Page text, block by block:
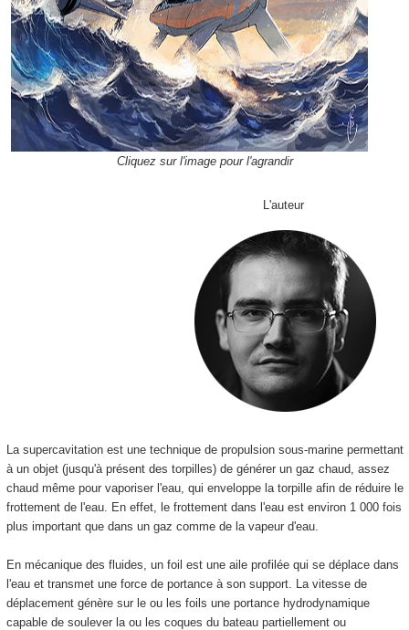
Cliquez sur l'image pour l'agrandir
L'auteur
La supercavitation est une technique de propulsion sous-marine permettant
à un objet (jusqu'à présent des torpilles) de générer un gaz chaud, assez
chaud même pour vaporiser l'eau, qui enveloppe la torpille afin de réduire le
frottement de l'eau. En effet, le frottement dans l'eau est environ 1 000 fois
plus important que dans un gaz comme de la vapeur d'eau.
En mécanique des fluides, un foil est une aile profilée qui se déplace dans
l'eau et transmet une force de portance à son support. La vitesse de
déplacement génère sur le ou les foils une portance hydrodynamique
capable de soulever la ou les coques du bateau partiellement ou